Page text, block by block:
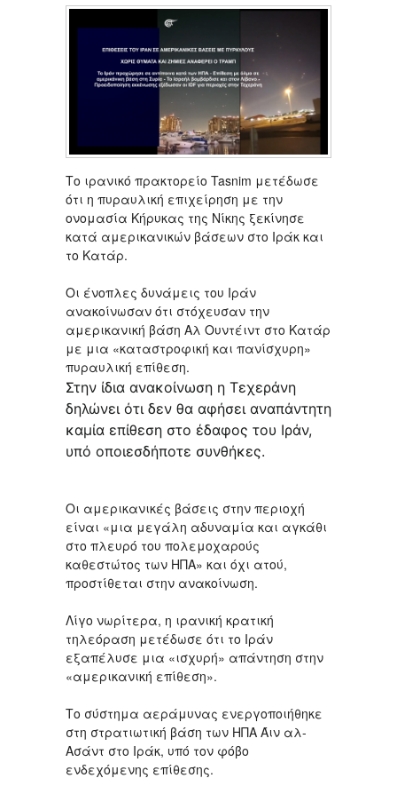
Το ιρανικό πρακτορείο Tasnim μετέδωσε
ότι η πυραυλική επιχείρηση με την
ονομασία Κήρυκας της Νίκης ξεκίνησε
κατά αμερικανικών βάσεων στο Ιράκ και
το Κατάρ.
Οι ένοπλες δυνάμεις του Ιράν
ανακοίνωσαν ότι στόχευσαν την
αμερικανική βάση Αλ Ουντέιντ στο Κατάρ
με μια «καταστροφική και πανίσχυρη»
πυραυλική επίθεση.
Στην ίδια ανακοίνωση η Τεχεράνη
δηλώνει ότι δεν θα αφήσει αναπάντητη
καμία επίθεση στο έδαφος του Ιράν,
υπό οποιεσδήποτε συνθήκες.
Οι αμερικανικές βάσεις στην περιοχή
είναι «μια μεγάλη αδυναμία και αγκάθι
στο πλευρό του πολεμοχαρούς
καθεστώτος των ΗΠΑ» και όχι ατού,
προστίθεται στην ανακοίνωση.
Λίγο νωρίτερα, η ιρανική κρατική
τηλεόραση μετέδωσε ότι το Ιράν
εξαπέλυσε μια «ισχυρή» απάντηση στην
«αμερικανική επίθεση».
Το σύστημα αεράμυνας ενεργοποιήθηκε
στη στρατιωτική βάση των ΗΠΑ Άιν αλ-
Ασάντ στο Ιράκ, υπό τον φόβο
ενδεχόμενης επίθεσης.